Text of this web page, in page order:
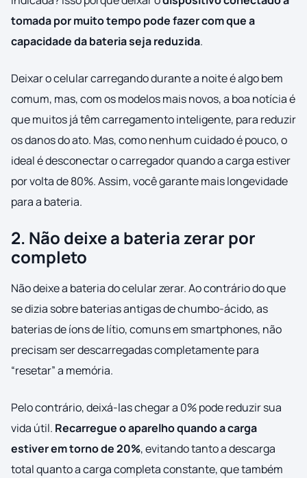
tomada por muito tempo pode fazer com que a
capacidade da bateria seja reduzida.
Deixar o celular carregando durante a noite é algo bem
comum, mas, com os modelos mais novos, a boa notícia é
que muitos já têm carregamento inteligente, para reduzir
os danos do ato. Mas, como nenhum cuidado é pouco, o
ideal é desconectar o carregador quando a carga estiver
por volta de 80%. Assim, você garante mais longevidade
para a bateria.
2. Não deixe a bateria zerar por
completo
Não deixe a bateria do celular zerar. Ao contrário do que
se dizia sobre baterias antigas de chumbo-ácido, as
baterias de íons de lítio, comuns em smartphones, não
precisam ser descarregadas completamente para
“resetar” a memória.
Pelo contrário, deixá-las chegar a 0% pode reduzir sua
vida útil. Recarregue o aparelho quando a carga
estiver em torno de 20%, evitando tanto a descarga
total quanto a carga completa constante, que também